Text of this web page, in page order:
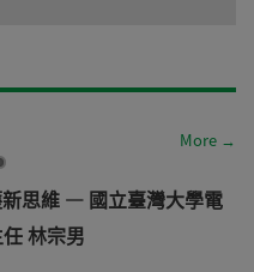
More →
思維 — 國立臺灣大學電
林宗男